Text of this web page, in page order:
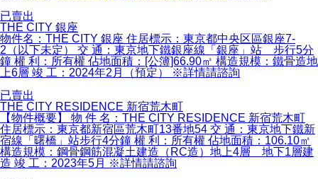
已賣出
THE CITY 銀座
物件名：THE CITY 銀座 住居標示：東京都中央区區銀座7-
2（以下未定） 交 通：東京地下鐵銀座線「銀座」站 步行5分
鐘 權 利：所有權 佔地面積：[公簿]66.90㎡ 構造規模：鐵骨造地
上6層 竣 工：2024年2月（預定） ※詳情請諮詢
已賣出
THE CITY RESIDENCE 新宿荒木町
【物件概要】 物 件 名：THE CITY RESIDENCE 新宿荒木町
住居標示：東京都新宿區荒木町13番地54 交 通：東京地下鐵新
宿線「曙橋」站步行4分鐘 權 利：所有權 佔地面積：106.10㎡
構造規模：鋼骨鋼筋混凝土建造（RC造）地上4層 地下1層建
造 竣 工：2023年5月 ※詳情請諮詢